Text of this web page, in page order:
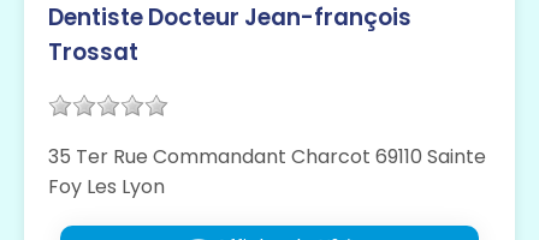
Dentiste Docteur Jean-françois
Trossat
35 Ter Rue Commandant Charcot 69110 Sainte
Foy Les Lyon